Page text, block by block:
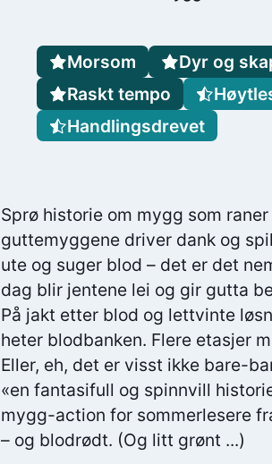
Sprø historie om mygg som
guttemyggene driver dank og
ute og suger blod – det er det
dag blir jentene lei og gir gutta
På jakt etter blod og lettvinte
heter blodbanken. Flere etasjer
Eller, eh, det er visst ikke bare-
«en fantasifull og spinnvill
mygg-action for sommerlesere
– og blodrødt. (Og litt grønt ...)
Morsom
Dyr og
Raskt tempo
Handlingsdrevet